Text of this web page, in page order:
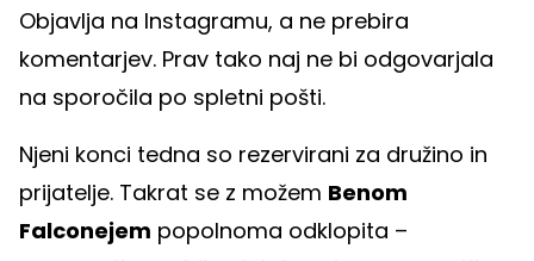
Objavlja na Instagramu, a ne prebira
komentarjev. Prav tako naj ne bi odgovarjala
na sporočila po spletni pošti.
Njeni konci tedna so rezervirani za družino in
prijatelje. Takrat se z možem Benom
Falconejem popolnoma odklopita –